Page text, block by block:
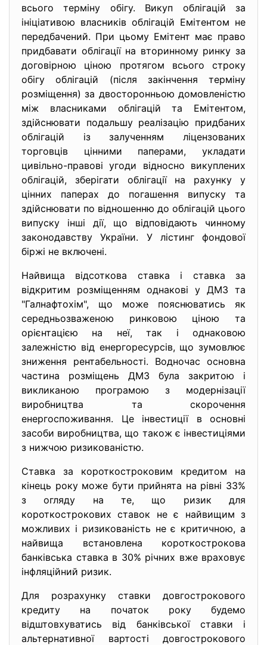
всього термiну обiгу. Викуп облiгацiй за
iнiцiативою власникiв облiгацiй Емiтентом не
передбачений. При цьому Емiтент має право
придбавати облiгацiї на вторинному ринку за
договiрною цiною протягом всього строку
обiгу облiгацiй (пiсля закiнчення термiну
розмiщення) за двосторонньою домовленiстю
мiж власниками облiгацiй та Емiтентом,
здiйснювати подальшу реалiзацiю придбаних
облiгацiй iз залученням лiцензованих
торговцiв цiнними паперами, укладати
цивiльно-правовi угоди вiдносно викуплених
облiгацiй, зберiгати облiгацiї на рахунку у
цiнних паперах до погашення випуску та
здiйснювати по вiдношенню до облiгацiй цього
випуску iншi дiї, що вiдповiдають чинному
законодавству України. У лiстинг фондової
бiржi не включенi.
Найвища відсоткова ставка і ставка за
відкритим розміщенням однакові у ДМЗ та
"Галнафтохім", що може пояснюватись як
середньозваженою ринковою ціною та
орієнтацією на неї, так і однаковою
залежністю від енергоресурсів, що зумовлює
зниження рентабельності. Водночас основна
частина розміщень ДМЗ була закритою і
викликаною програмою з модернізації
виробництва та скорочення
енергоспоживання. Це інвестиції в основні
засоби виробництва, що також є інвестиціями
з нижчою ризикованістю.
Ставка за короткостроковим кредитом на
кінець року може бути прийнята на рівні 33%
з огляду на те, що ризик для
короткострокових ставок не є найвищим з
можливих і ризикованість не є критичною, а
найвища встановлена короткострокова
банківська ставка в 30% річних вже враховує
інфляційний ризик.
Для розрахунку ставки довгострокового
кредиту на початок року будемо
відштовхуватись від банківської ставки і
альтернативної вартості довгострокового